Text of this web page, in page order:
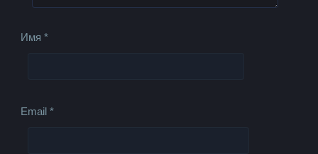
Имя*
Email*